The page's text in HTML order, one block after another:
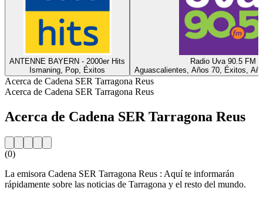
ANTENNE BAYERN - 2000er Hits
Ismaning, Pop, Éxitos
Radio Uva 90.5 FM
Aguascalientes, Años 70, Éxitos,
Acerca de Cadena SER Tarragona Reus
Acerca de Cadena SER Tarragona Reus
Acerca de Cadena SER Tarragona Reus
(0)
La emisora Cadena SER Tarragona Reus : Aquí te informarán
rápidamente sobre las noticias de Tarragona y el resto del mundo.